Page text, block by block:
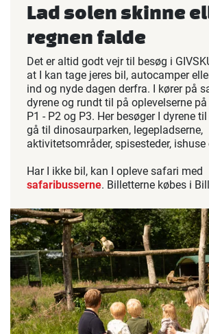
Lad solen skinne
regnen falde
Det er altid godt vejr til besøg i
at I kan tage jeres bil, autocamper
ind og nyde dagen derfra. I kører på
dyrene og rundt til på oplevelserne
P1 - P2 og P3. Her besøger I dyrene
gå til dinosaurparken, legepladserne,
aktivitetsområder, spisesteder,
Har I ikke bil, kan I opleve safari med
safaribusserne. Billetterne købes i